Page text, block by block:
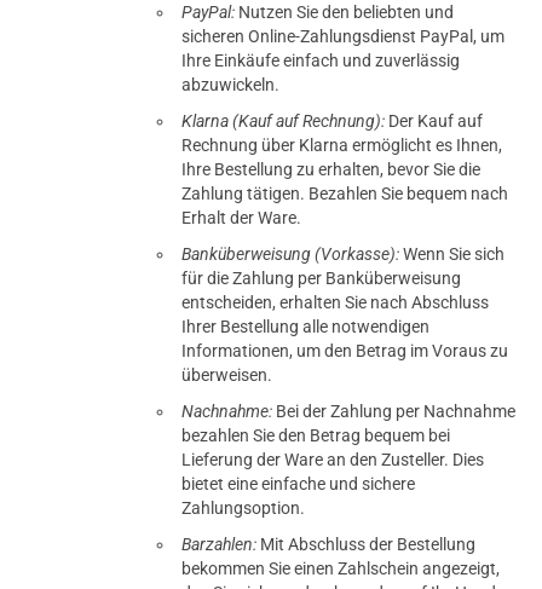
PayPal: Nutzen Sie den beliebten und
sicheren Online-Zahlungsdienst PayPal, um
Ihre Einkäufe einfach und zuverlässig
abzuwickeln.
Klarna (Kauf auf Rechnung): Der Kauf auf
Rechnung über Klarna ermöglicht es Ihnen,
Ihre Bestellung zu erhalten, bevor Sie die
Zahlung tätigen. Bezahlen Sie bequem nach
Erhalt der Ware.
Banküberweisung (Vorkasse):Wenn Sie sich
für die Zahlung per Banküberweisung
entscheiden, erhalten Sie nach Abschluss
Ihrer Bestellung alle notwendigen
Informationen, um den Betrag im Voraus zu
überweisen.
Nachnahme: Bei der Zahlung per Nachnahme
bezahlen Sie den Betrag bequem bei
Lieferung der Ware an den Zusteller. Dies
bietet eine einfache und sichere
Zahlungsoption.
Barzahlen: Mit Abschluss der Bestellung
bekommen Sie einen Zahlschein angezeigt,